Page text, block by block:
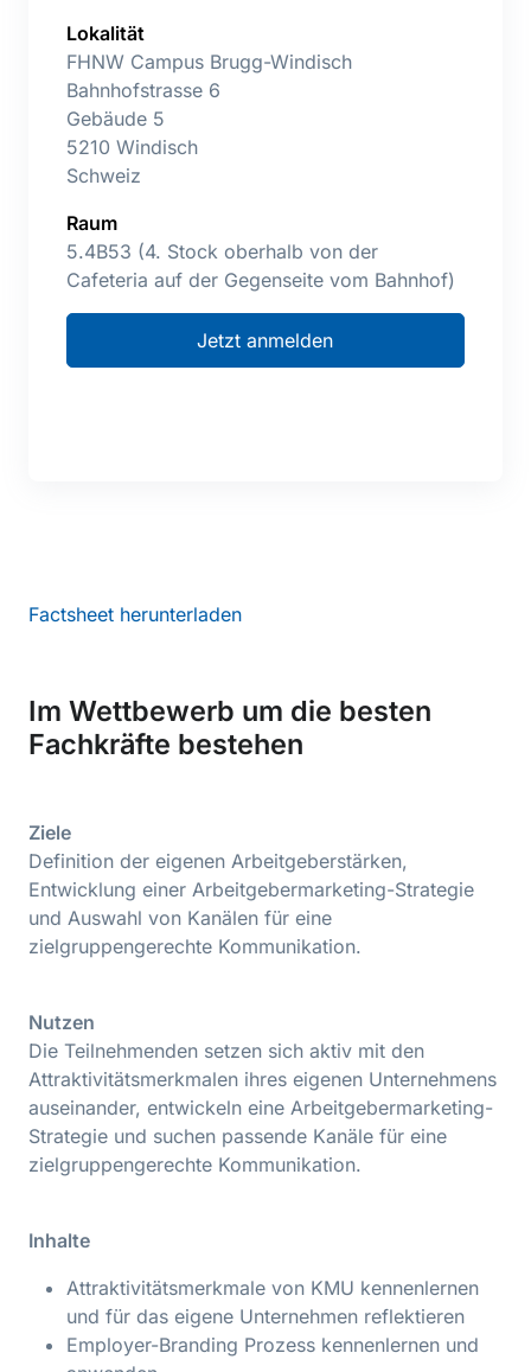
Factsheet herunterladen
Im Wettbewerb um die besten
Fachkräfte bestehen
Ziele
Definition der eigenen Arbeitgeberstärken,
Entwicklung einer Arbeitgebermarketing-Strategie
und Auswahl von Kanälen für eine
zielgruppengerechte Kommunikation.
Nutzen
Die Teilnehmenden setzen sich aktiv mit den
Attraktivitätsmerkmalen ihres eigenen Unternehmens
auseinander, entwickeln eine Arbeitgebermarketing-
Strategie und suchen passende Kanäle für eine
zielgruppengerechte Kommunikation.
Inhalte
Attraktivitätsmerkmale von KMU kennenlernen
und für das eigene Unternehmen reflektieren
Employer-Branding Prozess kennenlernen und
Lokalität
FHNW Campus Brugg-Windisch
Bahnhofstrasse 6
Gebäude 5
5210 Windisch
Schweiz
Raum
5.4B53 (4. Stock oberhalb von der
Cafeteria auf der Gegenseite vom Bahnhof)
Jetzt anmelden